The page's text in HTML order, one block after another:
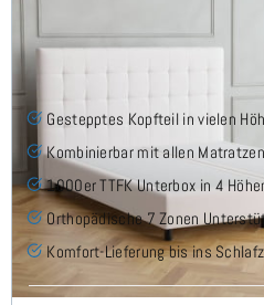
Monte Boxspringbett
Gestepptes Kopfteil in vielen
Kombinierbar mit allen Matratzen
1000er TTFK Unterbox in 4
Orthopädische 7 Zonen
Komfort-Lieferung bis ins